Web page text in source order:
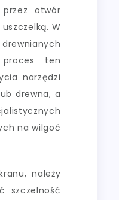
otwór
W
ten
narzędzi
drewna, a
na wilgoć
należy
szczelność